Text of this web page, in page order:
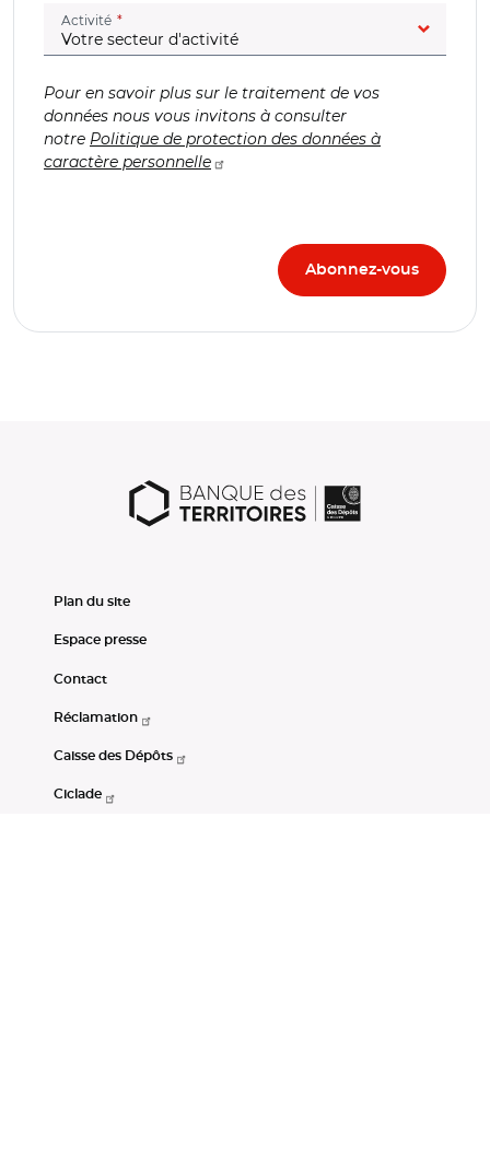
Activité (champ obligatoire)
Pour en savoir plus sur le traitement de vos
données nous vous invitons à consulter
notre Politique de protection des données à
caractère personnelle
Plan du site
Espace presse
Contact
Réclamation
Caisse des Dépôts
Ciclade